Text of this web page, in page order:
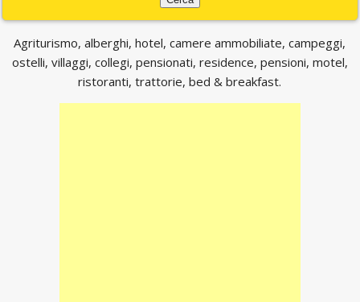
Agriturismo, alberghi, hotel, camere ammobiliate, campeggi,
ostelli, villaggi, collegi, pensionati, residence, pensioni, motel,
ristoranti, trattorie, bed & breakfast.